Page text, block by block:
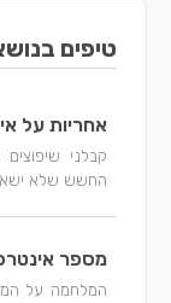
טיפים
אחריות על
קבלני
החשש שלא ישאו
מספר
המלחמה על